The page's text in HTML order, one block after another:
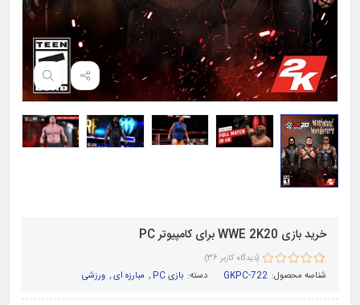
خرید بازی WWE 2K20 برای کامپیوتر PC
امتیاز5.00از
5
(دیدگاه کاربر 36
)
شناسه محصول: GKPC-722 دسته: بازی PC , مبارزه ای, ورزشی